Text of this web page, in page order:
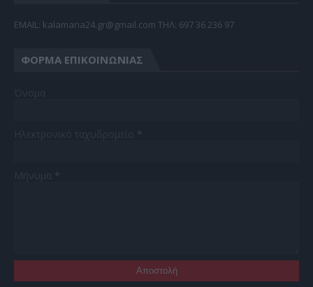
EMAIL: kalamaria24.gr@gmail.com TΗΛ: 697 36 236 97
ΦΌΡΜΑ ΕΠΙΚΟΙΝΩΝΊΑΣ